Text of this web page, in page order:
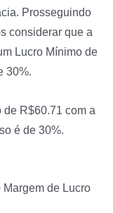
Prosseguindo
considerar que a
Lucro Mínimo de
30%.
de R$60.71 com a
é de 30%.
de Lucro